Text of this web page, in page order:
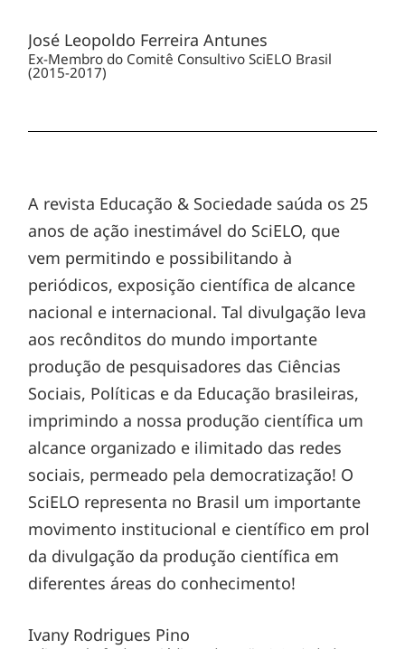
José Leopoldo Ferreira Antunes
Ex-Membro do Comitê Consultivo SciELO Brasil
(2015-2017)
A revista Educação & Sociedade saúda os 25
anos de ação inestimável do SciELO, que
vem permitindo e possibilitando à
periódicos, exposição científica de alcance
nacional e internacional. Tal divulgação leva
aos recônditos do mundo importante
produção de pesquisadores das Ciências
Sociais, Políticas e da Educação brasileiras,
imprimindo a nossa produção científica um
alcance organizado e ilimitado das redes
sociais, permeado pela democratização! O
SciELO representa no Brasil um importante
movimento institucional e científico em prol
da divulgação da produção científica em
diferentes áreas do conhecimento!
Ivany Rodrigues Pino